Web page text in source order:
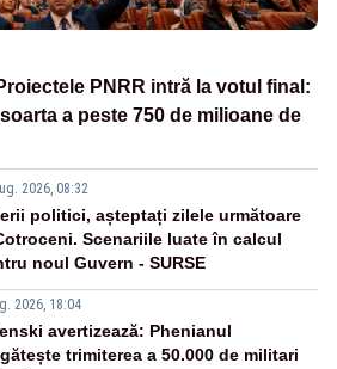
PNRR intră la votul final:
a peste 750 de milioane de
2026, 08:32
politici, așteptați zilele următoare
Scenariile luate în calcul
noul Guvern - SURSE
2026, 18:04
avertizează: Phenianul
trimiterea a 50.000 de militari